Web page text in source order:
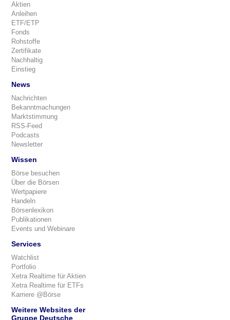
Aktien
Anleihen
ETF/ETP
Fonds
Rohstoffe
Zertifikate
Nachhaltig
Einstieg
News
Nachrichten
Bekanntmachungen
Marktstimmung
RSS-Feed
Podcasts
Newsletter
Wissen
Börse besuchen
Über die Börsen
Wertpapiere
Handeln
Börsenlexikon
Publikationen
Events und Webinare
Services
Watchlist
Portfolio
Xetra Realtime für Aktien
Xetra Realtime für ETFs
Karriere @Börse
Weitere Websites der
Gruppe Deutsche